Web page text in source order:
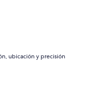
ubicación y precisión